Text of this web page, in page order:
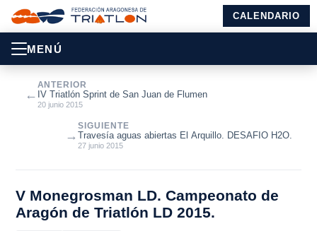
CALENDARIO
MENÚ
←
ANTERIOR
IV Triatlón Sprint de San Juan de Flumen
20 junio 2015
SIGUIENTE
Travesía aguas abiertas El Arquillo. DESAFIO H2O.
27 junio 2015
→
V Monegrosman LD. Campeonato de
Aragón de Triatlón LD 2015.